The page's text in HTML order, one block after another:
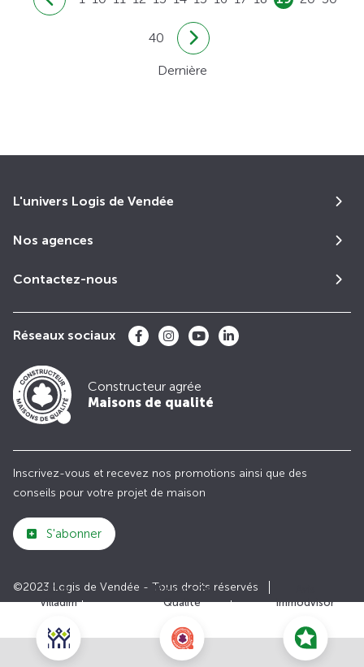
Club
Villadim
Maisons de
Qualité
Immodvisor
40
Dernière
L'univers Logis de Vendée
Nos agences
Contactez-nous
Réseaux sociaux
Constructeur agrée
Maisons de qualité
Inscrivez-vous et recevez nos promotions ainsi que des
conseils pour votre projet de maison
S'abonner
©2023 Logis de Vendée - Tous droits réservés
Plan du site
Paramètres des cookies
Politiques de Confidentialités
Recrutement
Parrainer un ami Le groupe VILLADIM